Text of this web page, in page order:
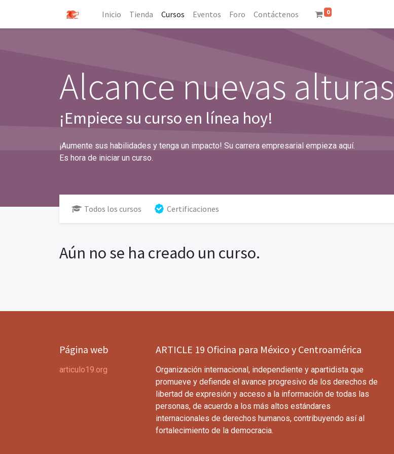
Inicio Tienda Cursos Eventos Foro Contáctenos 0
Alcance nuevas alturas
¡Empiece su curso en línea hoy!
¡Aumente sus habilidades y tenga un impacto! Su carrera empresarial empieza aquí.
Es hora de iniciar un curso.
Todos los cursos Certificaciones
Aún no se ha creado un curso.
Página web
articulo19.org
ARTICLE 19 Oficina para México y Centroamérica
Organización internacional, independiente y apartidista que
promueve y defiende el avance progresivo de los derechos de
libertad de expresión y acceso a la información de todas las
personas, de acuerdo a los más altos estándares
internacionales de derechos humanos, contribuyendo así al
fortalecimiento de la democracia.